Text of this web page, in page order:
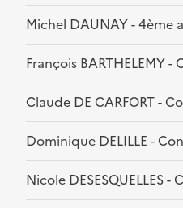
Michel DAUNAY - 4ème
François BARTHELEMY -
Claude DE CARFORT -
Dominique DELILLE -
Nicole DESESQUELLES -